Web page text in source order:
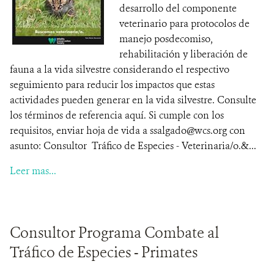
desarrollo del componente
veterinario para protocolos de
manejo posdecomiso,
rehabilitación y liberación de
fauna a la vida silvestre considerando el respectivo
seguimiento para reducir los impactos que estas
actividades pueden generar en la vida silvestre. Consulte
los términos de referencia aquí. Si cumple con los
requisitos, enviar hoja de vida a ssalgado@wcs.org con
asunto: Consultor Tráfico de Especies - Veterinaria/o.&...
Leer mas...
Consultor Programa Combate al
Tráfico de Especies - Primates